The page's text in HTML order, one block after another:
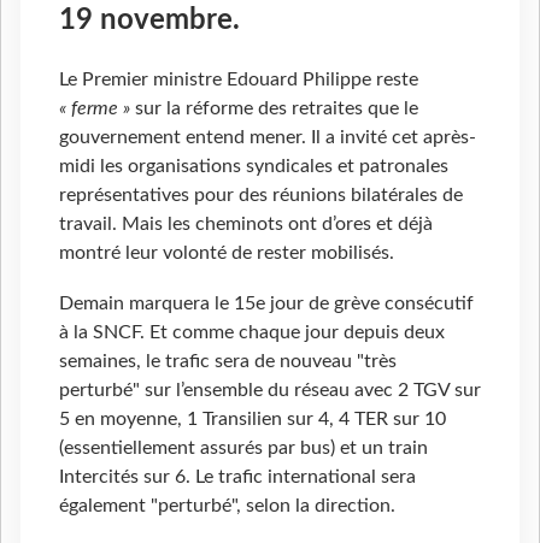
19 novembre.
Le Premier ministre Edouard Philippe reste
« ferme » sur la réforme des retraites que le
gouvernement entend mener. Il a invité cet après-
midi les organisations syndicales et patronales
représentatives pour des réunions bilatérales de
travail. Mais les cheminots ont d’ores et déjà
montré leur volonté de rester mobilisés.
Demain marquera le 15e jour de grève consécutif
à la SNCF. Et comme chaque jour depuis deux
semaines, le trafic sera de nouveau "très
perturbé" sur l’ensemble du réseau avec 2 TGV sur
5 en moyenne, 1 Transilien sur 4, 4 TER sur 10
(essentiellement assurés par bus) et un train
Intercités sur 6. Le trafic international sera
également "perturbé", selon la direction.